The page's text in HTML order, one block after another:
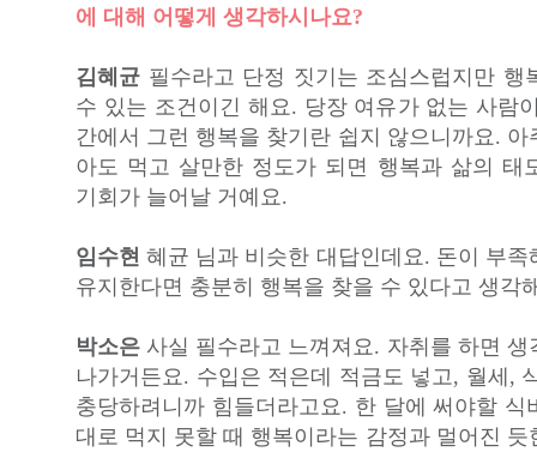
에 대해 어떻게 생각하시나요?
김혜균 필수라고 단정 짓기는 조심스럽지만 행
수 있는 조건이긴 해요. 당장 여유가 없는 사람
간에서 그런 행복을 찾기란 쉽지 않으니까요. 아
아도 먹고 살만한 정도가 되면 행복과 삶의 태
기회가 늘어날 거예요.
임수현 혜균 님과 비슷한 대답인데요. 돈이 부족
유지한다면 충분히 행복을 찾을 수 있다고 생각
박소은 사실 필수라고 느껴져요. 자취를 하면 생
나가거든요. 수입은 적은데 적금도 넣고, 월세,
충당하려니까 힘들더라고요. 한 달에 써야할 식
대로 먹지 못할 때 행복이라는 감정과 멀어진 듯